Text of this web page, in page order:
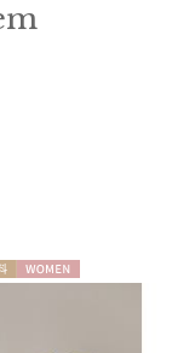
WOME